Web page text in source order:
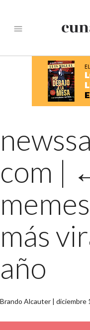
menu
com |
más
año
Brando Alcauter | diciembre